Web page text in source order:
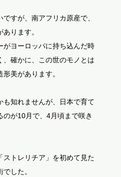
すが、南アフリカ原産で、
ります。
がヨーロッパに持ち込んだ時
、確かに、この世のモノとは
美があります。
も知れませんが、日本で育て
が10月で、4月頃まで咲き
ストレリチア」を初めて見た
した。